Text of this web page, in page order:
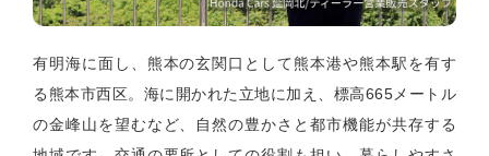
有明海に面し、熊本の玄関口として熊本港や熊本駅を有す
る熊本市西区。海に開かれた立地に加え、標高665 メートル
の金峰山を望むなど、自然の豊かさと都市機能が共存する